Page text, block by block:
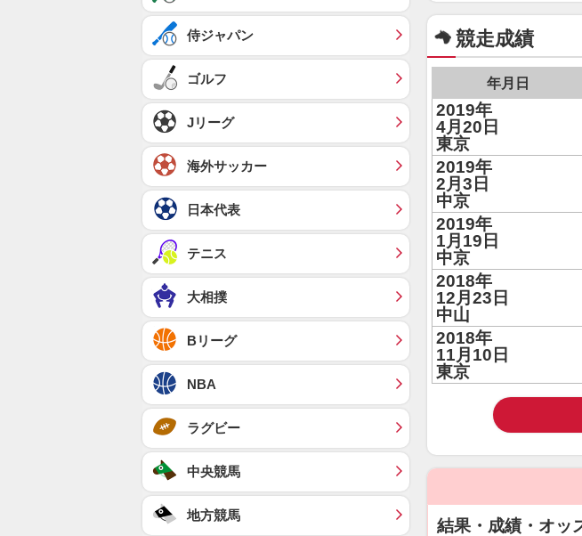
競走成績
年月日
2019年
4月20日
東京
2019年
2月3日
中京
2019年
1月19日
中京
2018年
12月23日
中山
2018年
11月10日
東京
結果・成績・オッ
侍ジャパン
ゴルフ
Jリーグ
海外サッカー
日本代表
テニス
大相撲
Bリーグ
NBA
ラグビー
中央競馬
地方競馬